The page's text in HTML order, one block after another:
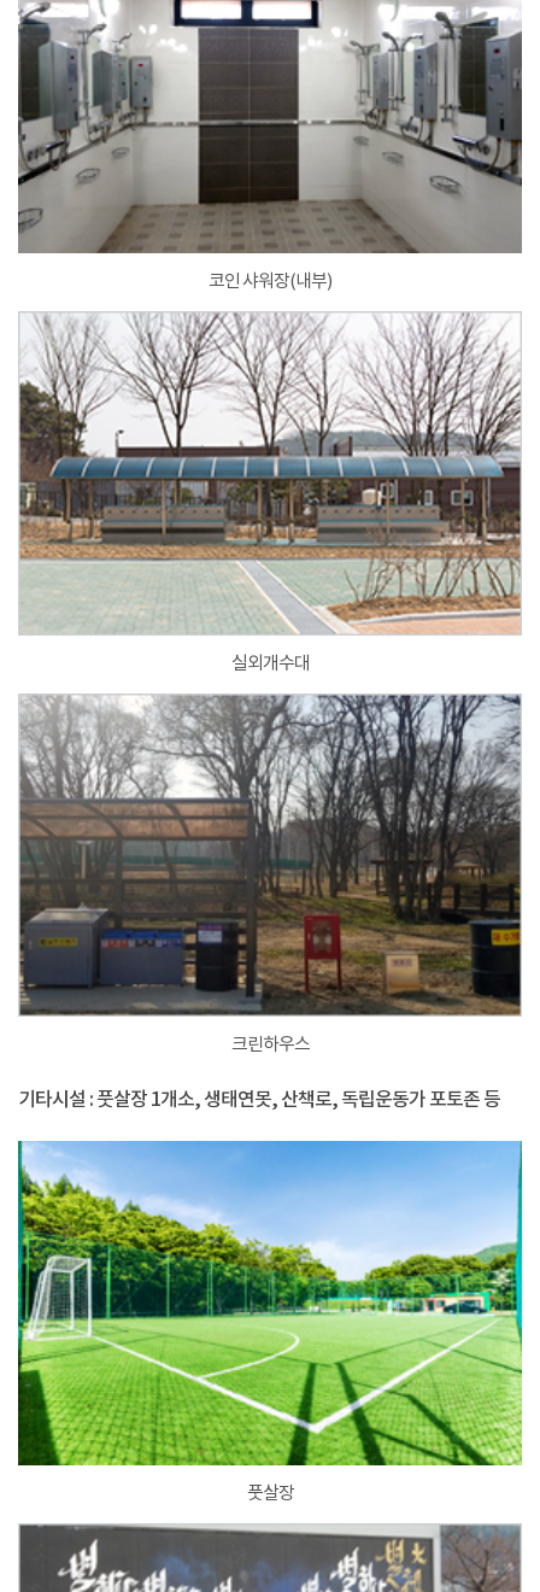
코인 샤워장(내부)
실외개수대
크린하우스
기타시설 : 풋살장 1개소, 생태연못, 산책로, 독립운동가 포토존 등
풋살장